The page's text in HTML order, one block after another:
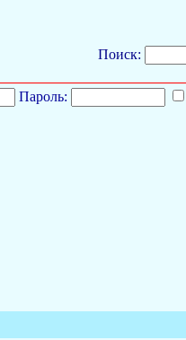
Поиск:
Пароль: